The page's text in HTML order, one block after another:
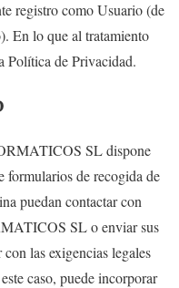
registro como Usuario (de
En lo que al tratamiento
Política de Privacidad.
SL dispone
formularios de recogida de
puedan contactar con
SL o enviar sus
las exigencias legales
caso, puede incorporar